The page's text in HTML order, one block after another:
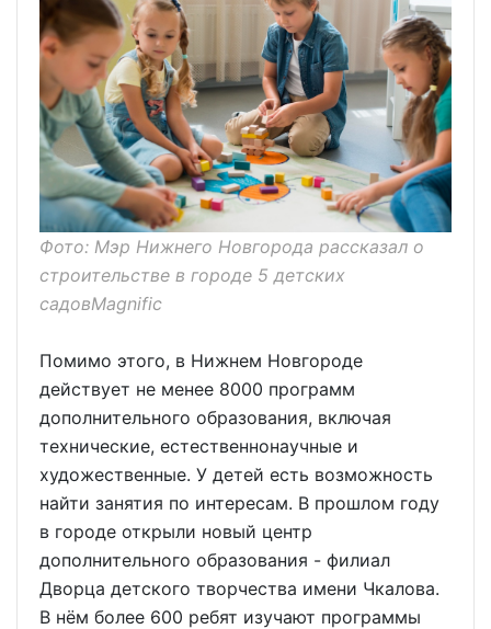
Фото: Мэр Нижнего Новгорода рассказал о
строительстве в городе 5 детских
садовMagnific
Помимо этого, в Нижнем Новгороде
действует не менее 8000 программ
дополнительного образования, включая
технические, естественнонаучные и
художественные. У детей есть возможность
найти занятия по интересам. В прошлом году
в городе открыли новый центр
дополнительного образования - филиал
Дворца детского творчества имени Чкалова.
В нём более 600 ребят изучают программы